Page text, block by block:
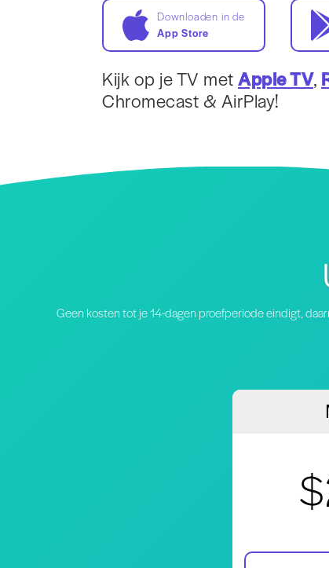
Downloaden in de
App Store
Kijk op je TV metApple TV,
Chromecast & AirPlay!
Geen kosten tot je 14-dagen proefperiode eindigt,